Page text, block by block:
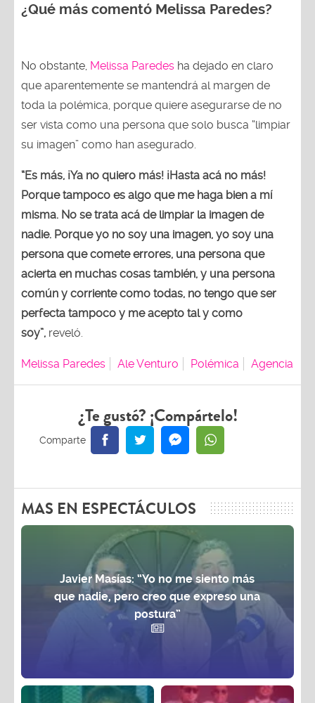
¿Qué más comentó Melissa Paredes?
No obstante, Melissa Paredes ha dejado en claro
que aparentemente se mantendrá al margen de
toda la polémica, porque quiere asegurarse de no
ser vista como una persona que solo busca “limpiar
su imagen” como han asegurado.
“Es más, ¡Ya no quiero más! ¡Hasta acá no más!
Porque tampoco es algo que me haga bien a mí
misma. No se trata acá de limpiar la imagen de
nadie. Porque yo no soy una imagen, yo soy una
persona que comete errores, una persona que
acierta en muchas cosas también, y una persona
común y corriente como todas, no tengo que ser
perfecta tampoco y me acepto tal y como
soy”, reveló.
Melissa Paredes Ale Venturo Polémica Agencia
¿Te gustó? ¡Compártelo!
MAS EN ESPECTÁCULOS
Javier Masías: “Yo no me siento más
que nadie, pero creo que expreso una
postura”